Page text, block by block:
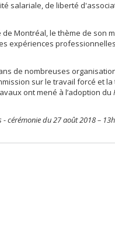
salariale, de liberté
Montréal, le thème de son
expériences
de nombreuses
sur le travail forcé et
ont mené à l’adoption du
cérémonie du 27 août 2018 –